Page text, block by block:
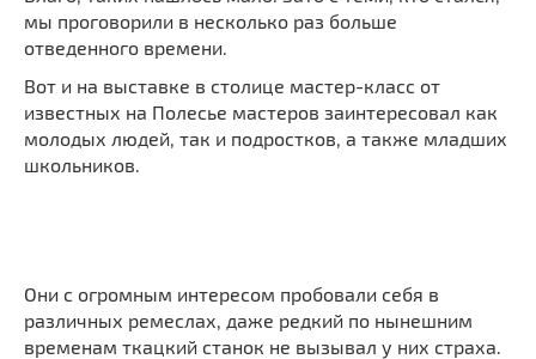
мы проговорили в несколько раз больше
отведенного времени.
Вот и на выставке в столице мастер-класс от
известных на Полесье мастеров заинтересовал как
молодых людей, так и подростков, а также младших
школьников.
Они с огромным интересом пробовали себя в
различных ремеслах, даже редкий по нынешним
временам ткацкий станок не вызывал у них страха.